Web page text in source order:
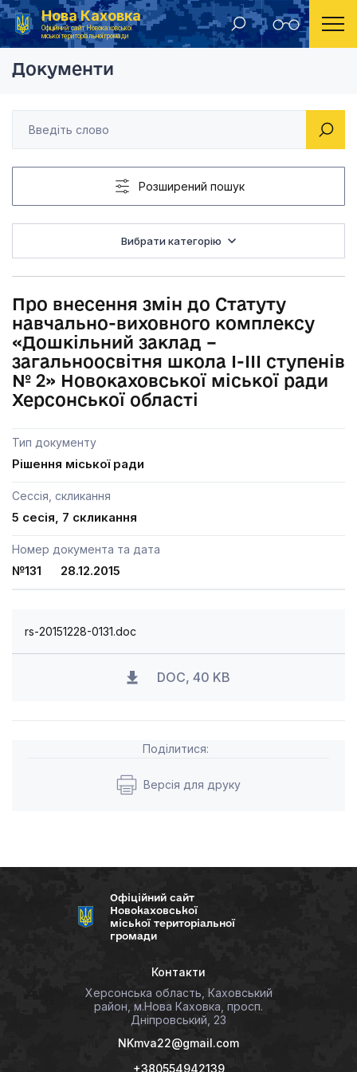
Нова Каховка
Офіційний сайт Новокаховської
міської територіальної громади
Головна Рішення Новокаховської міської ради 2015 рік Про внесення змін
Документи
Розширений пошук
Вибрати категорію
Про внесення змін до Статуту
навчально-виховного комплексу
«Дошкільний заклад –
загальноосвітня школа І-ІІІ ступенів
№ 2» Новокаховської міської ради
Херсонської області
Тип документу
Рішення міської ради
Сессія, скликання
5 сесія, 7 скликання
Номер документа та дата
№131 28.12.2015
rs-20151228-0131.doc
DOC, 40 KB
Поділитися:
Версія для друку
Офіційний сайт
Новокаховської
міської територіальної
громади
Контакти
Херсонська область, Каховський
район, м.Нова Каховка, просп.
Дніпровський, 23
NKmva22@gmail.com
+380554942139